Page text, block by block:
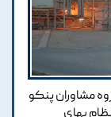
مشاوران پنکو